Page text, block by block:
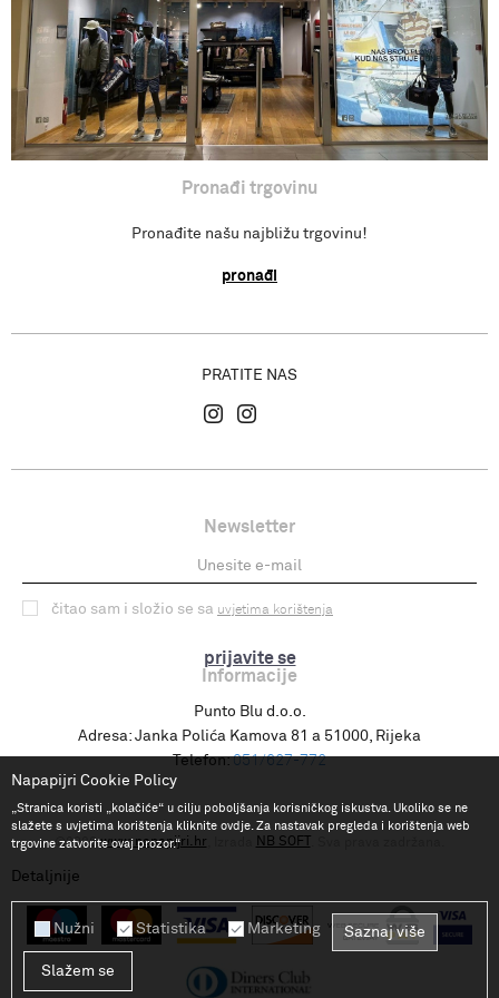
Gdje se nalazimo?
Pronađi trgovinu
Pronađite našu najbližu trgovinu!
pronađi
PRATITE NAS
Newsletter
prijavite se
čitao sam i složio se sa uvjetima korištenja
Informacije
Punto Blu d.o.o.
Adresa: Janka Polića Kamova 81 a 51000, Rijeka
Telefon: 051/627-772
©2026www.napapijri.hr NB SOFT
Napapijri Cookie Policy
„Stranica koristi „kolačiće“ u cilju poboljšanja korisničkog iskustva. Ukoliko se ne
slažete s uvjetima korištenja kliknite ovdje. Za nastavak pregleda i korištenja web
trgovine zatvorite ovaj prozor.“
Detaljnije
Nužni Statistika Marketing Saznaj više
Slažem se